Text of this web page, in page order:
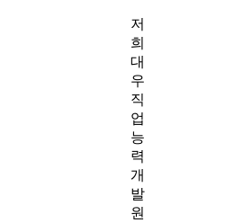
저
희
대
우
직
업
능
력
개
발
원